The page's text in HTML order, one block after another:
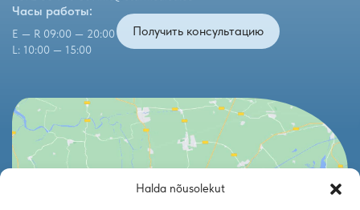
Halda nõusolekut
Часы работы:
E — R 09:00 — 20:00
L: 10:00 — 15:00
Получить консультацию